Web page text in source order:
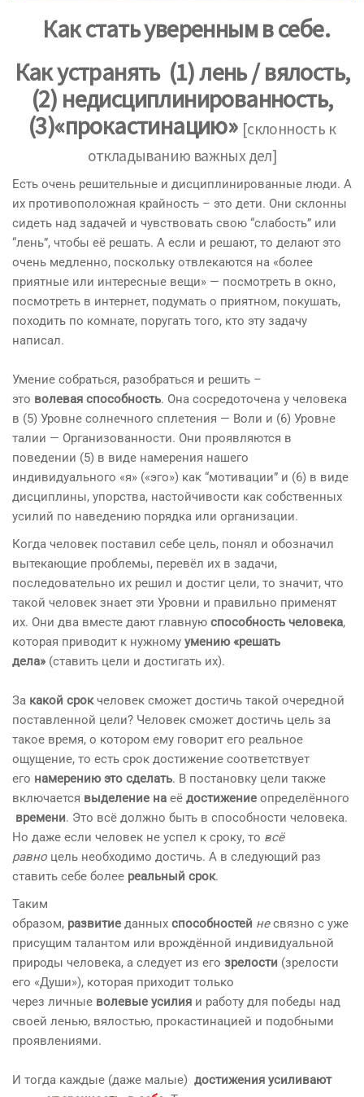
​Какстать увереннымв себе.
Как устранять(1)лень/ вялость,
(2) недисциплинированность,
(3)«прокастинацию» [склонность к
откладыванию важных дел]
Есть очень решительные и дисциплинированные люди. А
их противоположная крайность – это дети. Они склонны
сидеть над задачей и чувствовать свою “слабость” или
“лень”, чтобы её решать. А если и решают, то делают это
очень медленно, поскольку отвлекаются на «более
приятные или интересные вещи» — посмотреть в окно,
посмотреть в интернет, подумать о приятном, покушать,
походить по комнате, поругать того, кто эту задачу
написал.
Умение собраться, разобраться и решить –
это волевая способность. Она сосредоточена у человека
в (5) Уровне солнечного сплетения — Воли и (6) Уровне
талии — Организованности. Они проявляются в
поведении (5) в виде намерения нашего
индивидуального «я» («эго») как “мотивации” и (6) в виде
дисциплины, упорства, настойчивости как собственных
усилий по наведению порядка или организации.
​Когда человек поставил себе цель, понял и обозначил
вытекающие проблемы, перевёл их в задачи,
последовательно их решил и достиг цели, то значит, что
такой человек знает эти Уровни и правильно применят
их. Они два вместе дают главную способность человека,
которая приводит к нужному умению «решать
дела»(ставить цели и достигать их).
За какой срокчеловек сможет достичь такой очередной
поставленной цели? Человек сможет достичь цель за
такое время, о котором ему говорит его реальное
ощущение, то есть срок достижение соответствует
его намерению это сделать. В постановку цели также
включается выделение на её достижение определённого
времени. Это всё должно быть в способности человека.
Но даже если человек не успел к сроку, то всё
равно цель необходимо достичь. А в следующий раз
ставить себе более реальный срок.
Таким
образом, развитие данных способностей несвязно с уже
присущим талантом или врождённой индивидуальной
природы человека, а следует из его зрелости (зрелости
его «Души»), которая приходит только
через личные волевые усилия и работу для победы над
своей ленью, вялостью, прокастинацией и подобными
проявлениями.
И тогда каждые (даже малые) достижения усиливают